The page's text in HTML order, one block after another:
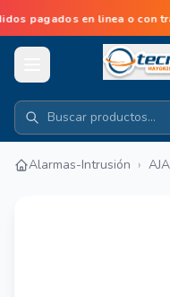
pagados en linea o
Alarmas-Intrusión ›